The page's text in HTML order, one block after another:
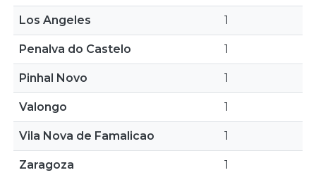
Los Angeles 1
Penalva do Castelo 1
Pinhal Novo 1
Valongo 1
Vila Nova de Famalicao 1
Zaragoza 1